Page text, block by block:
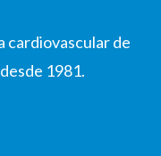
cardiovascular de
1981.